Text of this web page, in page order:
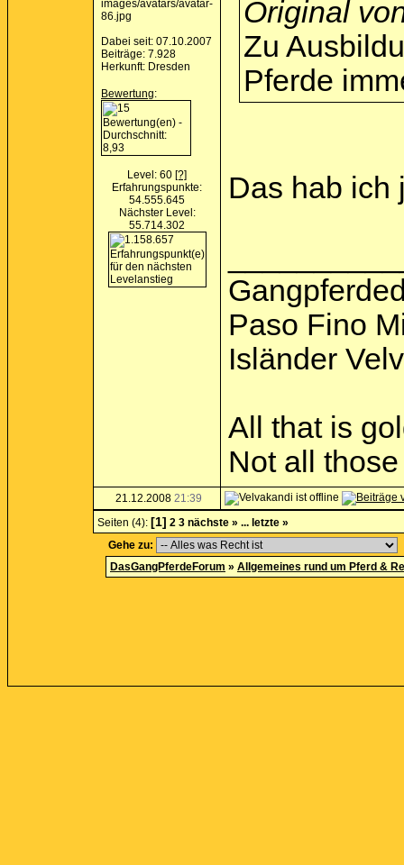
Dabei seit: 07.10.2007
Beiträge: 7.928
Herkunft: Dresden
Bewertung:
Level: 60 [?]
Erfahrungspunkte:
54.555.645
Nächster Level:
55.714.302
Original
Zu
Pferde
Das hab ich
Paso Fino
Isländer
All that is
Not all
21.12.2008 21:39
Seiten (4): [1] 2 3 nächste » ... letzte »
Gehe zu:
DasGangPferdeForum » Allgemeines rund um Pferd &